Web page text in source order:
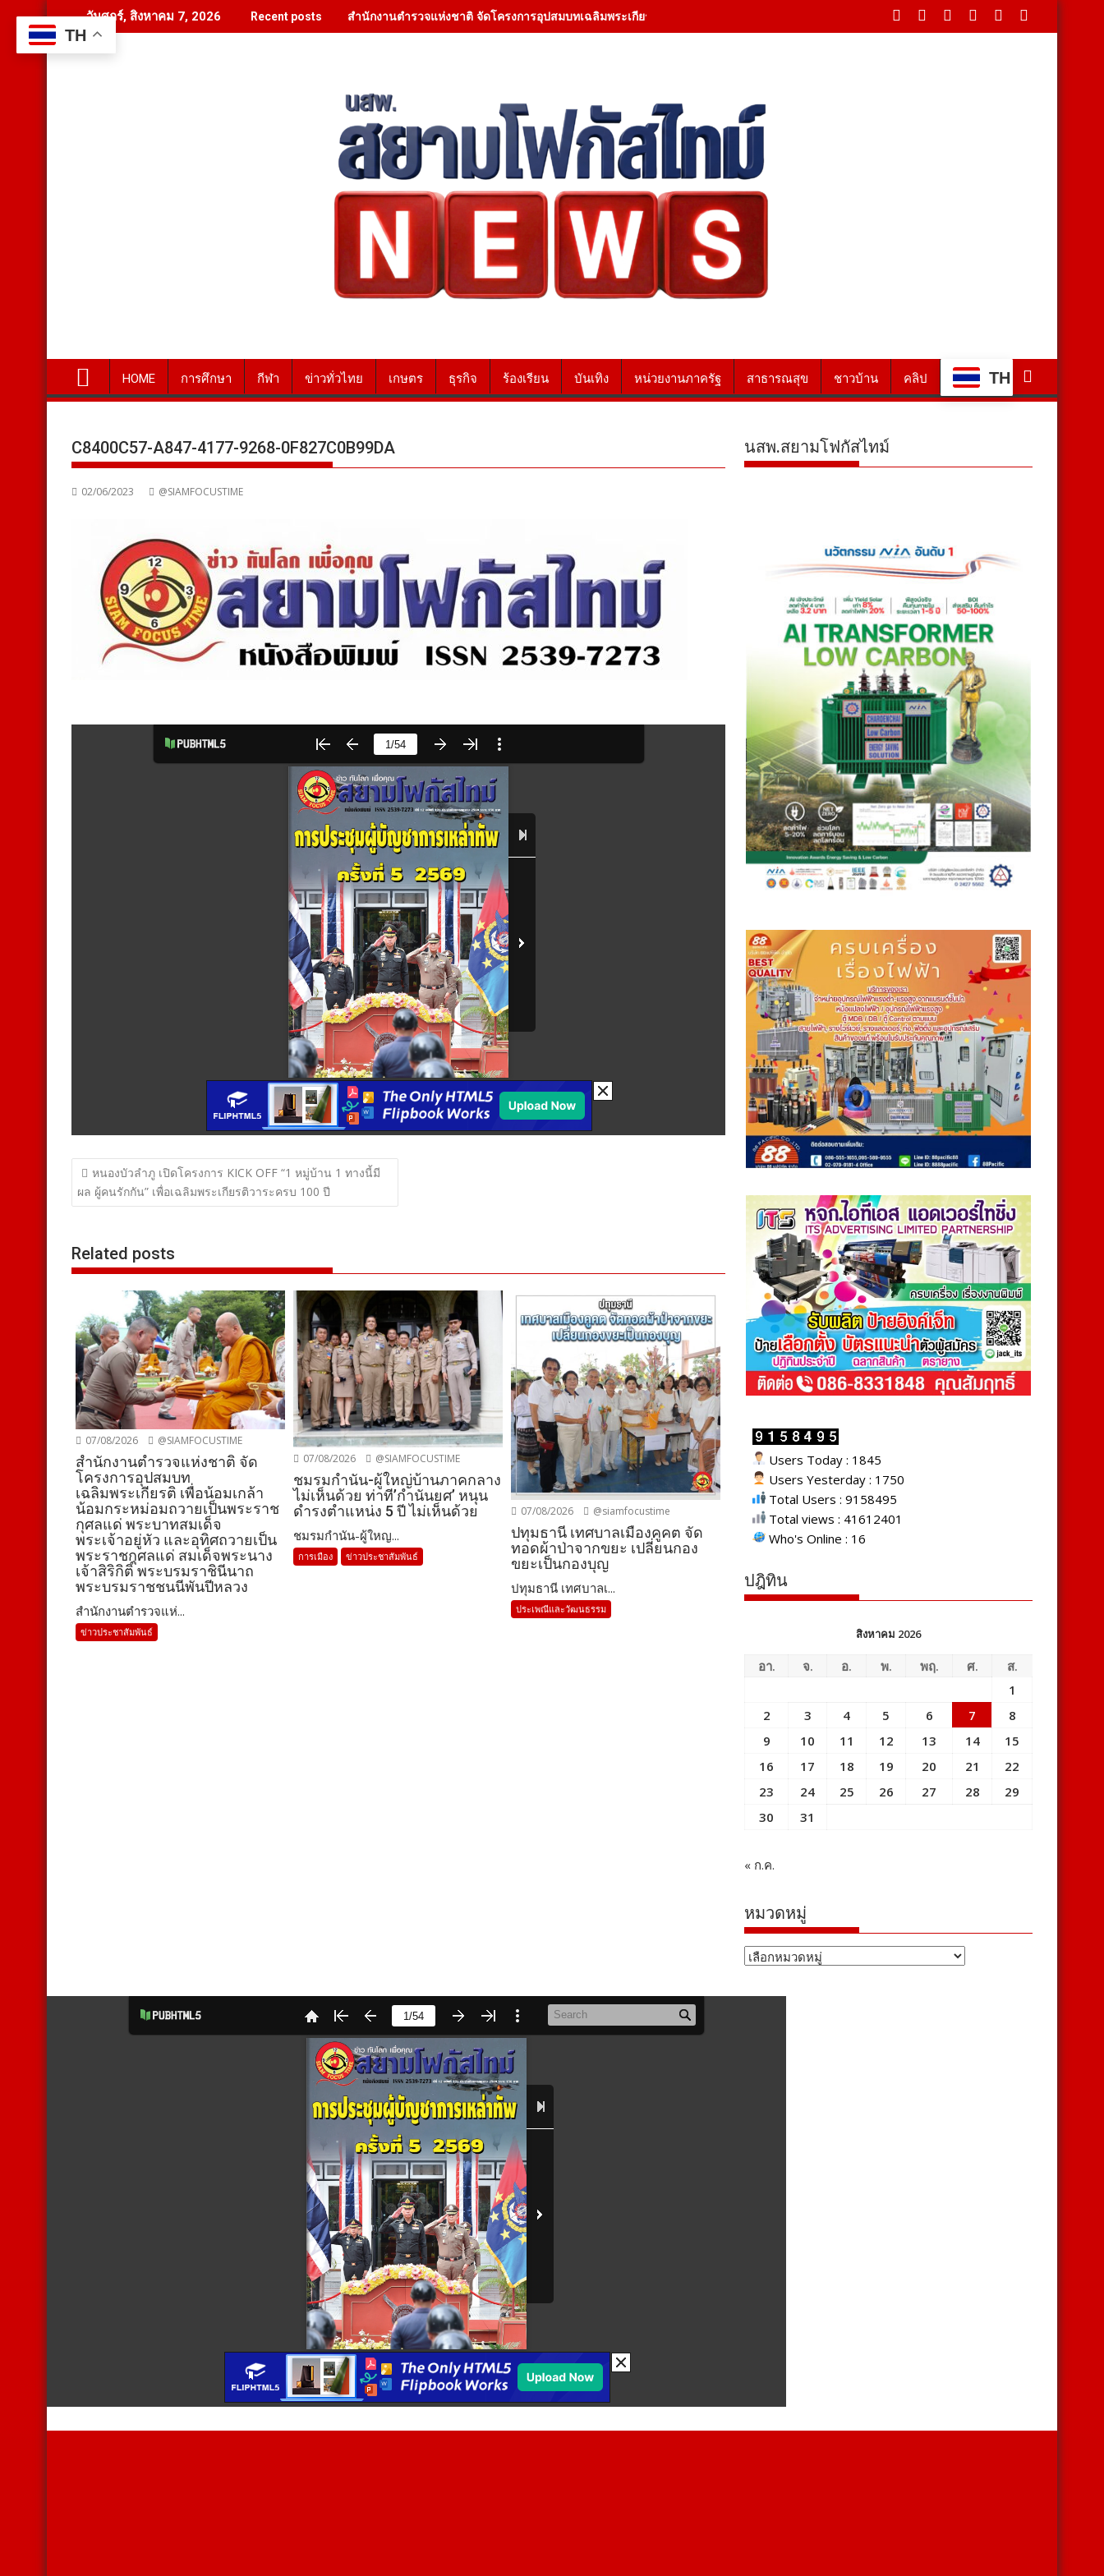
to
content
วันศุกร์, สิงหาคม 7, 2026 Recent posts สำนักงานตำรวจแห่งชาติ จัดโครงการอุปสมบทเฉลิมพระเกียรติ เพื่อน้อมเกล้าน้อมกระหม่อมถวายเป็นพระราชกุศลแด่ พระบาทสมเด็จพระเจ้าอยู่หัว แ
HOME การศึกษา กีฬา ข่าวทั่วไทย เกษตร ธุรกิจ ร้องเรียน บันเทิง หน่วยงานภาครัฐ สาธารณสุข ชาวบ้าน คลิป TH
C8400C57-A847-4177-9268-0F827C0B99DA
02/06/2023 @SIAMFOCUSTIME
แนะแนว
เรื่อง
หนองบัวลำภู เปิดโครงการ KICK OFF “1 หมู่บ้าน 1 ทางนี้มี
ผล ผู้คนรักกัน” เพื่อเฉลิมพระเกียรติวาระครบ 100 ปี
Related posts
07/08/2026 @SIAMFOCUSTIME
สำนักงานตำรวจแห่งชาติ จัด
โครงการอุปสมบท
เฉลิมพระเกียรติ เพื่อน้อมเกล้า
น้อมกระหม่อมถวายเป็นพระราช
กุศลแด่ พระบาทสมเด็จ
พระเจ้าอยู่หัว และอุทิศถวายเป็น
พระราชกุศลแด่ สมเด็จพระนาง
เจ้าสิริกิติ์ พระบรมราชินีนาถ
พระบรมราชชนนีพันปีหลวง
สำนักงานตำรวจแห่...
ข่าวประชาสัมพันธ์
07/08/2026 @SIAMFOCUSTIME
ชมรมกำนัน-ผู้ใหญ่บ้านภาคกลาง
ไม่เห็นด้วย ท่าที’กำนันยศ’ หนุน
ดำรงตำแหน่ง 5 ปี ไม่เห็นด้วย
ชมรมกำนัน-ผู้ใหญ...
การเมือง ข่าวประชาสัมพันธ์
07/08/2026 @siamfocustime
ปทุมธานี เทศบาลเมืองคูคต จัด
ทอดผ้าป่าจากขยะ เปลี่ยนกอง
ขยะเป็นกองบุญ
ปทุมธานี เทศบาลเ...
ประเพณีและวัฒนธรรม
นสพ.สยามโฟกัสไทม์
Users Today : 1845
Users Yesterday : 1750
Total Users : 9158495
Total views : 41612401
Who's Online : 16
ปฎิทิน
สิงหาคม 2026
อา. จ. อ. พ. พฤ. ศ.
ส.
1
2
3 4 5 6 7
8
9
10 11 12 13 14
15
16
17 18 19 20 21
22
23
24 25 26 27 28
29
30
31
« ก.ค.
หมวดหมู่
หมวด
TH